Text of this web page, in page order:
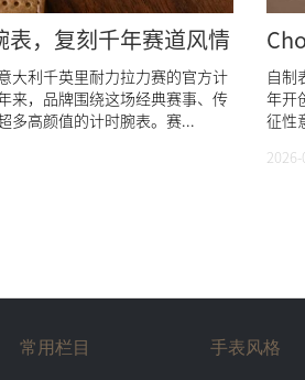
，复刻千年赛道风情
大利千英里耐力拉力赛的官方计
来，品牌围绕这场经典赛事、传
多高颜值的计时腕表。赛...
自制
年开
征性
常用栏目 手表风格